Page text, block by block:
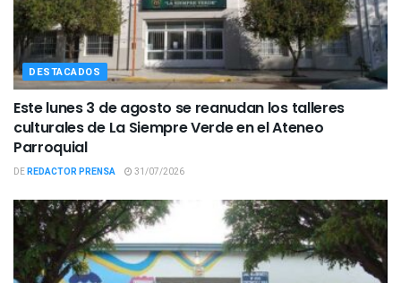
DESTACADOS
Este lunes 3 de agosto se reanudan los talleres
culturales de La Siempre Verde en el Ateneo
Parroquial
DEREDACTOR PRENSA 31/07/2026